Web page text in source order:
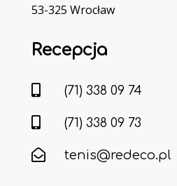
53-325 Wrocław
Recepcja
 (71) 338 09 74
 (71) 338 09 73
 tenis@redeco.pl